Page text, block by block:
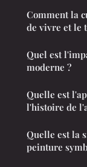
Comment la
de vivre et le
Quel est
moderne ?
Quelle est
l'histoire de
Quelle est la
peinture